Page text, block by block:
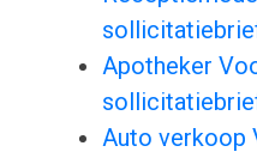
Apotheker
Auto verkoop